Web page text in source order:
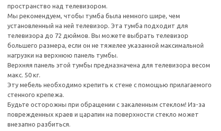
пространство над телевизором.
Мы рекомендуем, чтобы тумба была немного шире, чем
установленный на ней телевизор. Эта тумба подходит для
телевизора до 72 дюймов. Вы можете выбрать телевизор
большего размера, если он не тяжелее указанной максимальной
нагрузки на верхнюю панель тумбы.
Верхняя панель этой тумбы предназначена для телевизора весом
макс. 50 кг.
Эту мебель необходимо крепить к стене с помощью прилагаемого
стенного крепежа.
Будьте осторожны при обращении с закаленным стеклом! Из-за
поврежденных краев и царапин на поверхности стекло может
внезапно разбиться.